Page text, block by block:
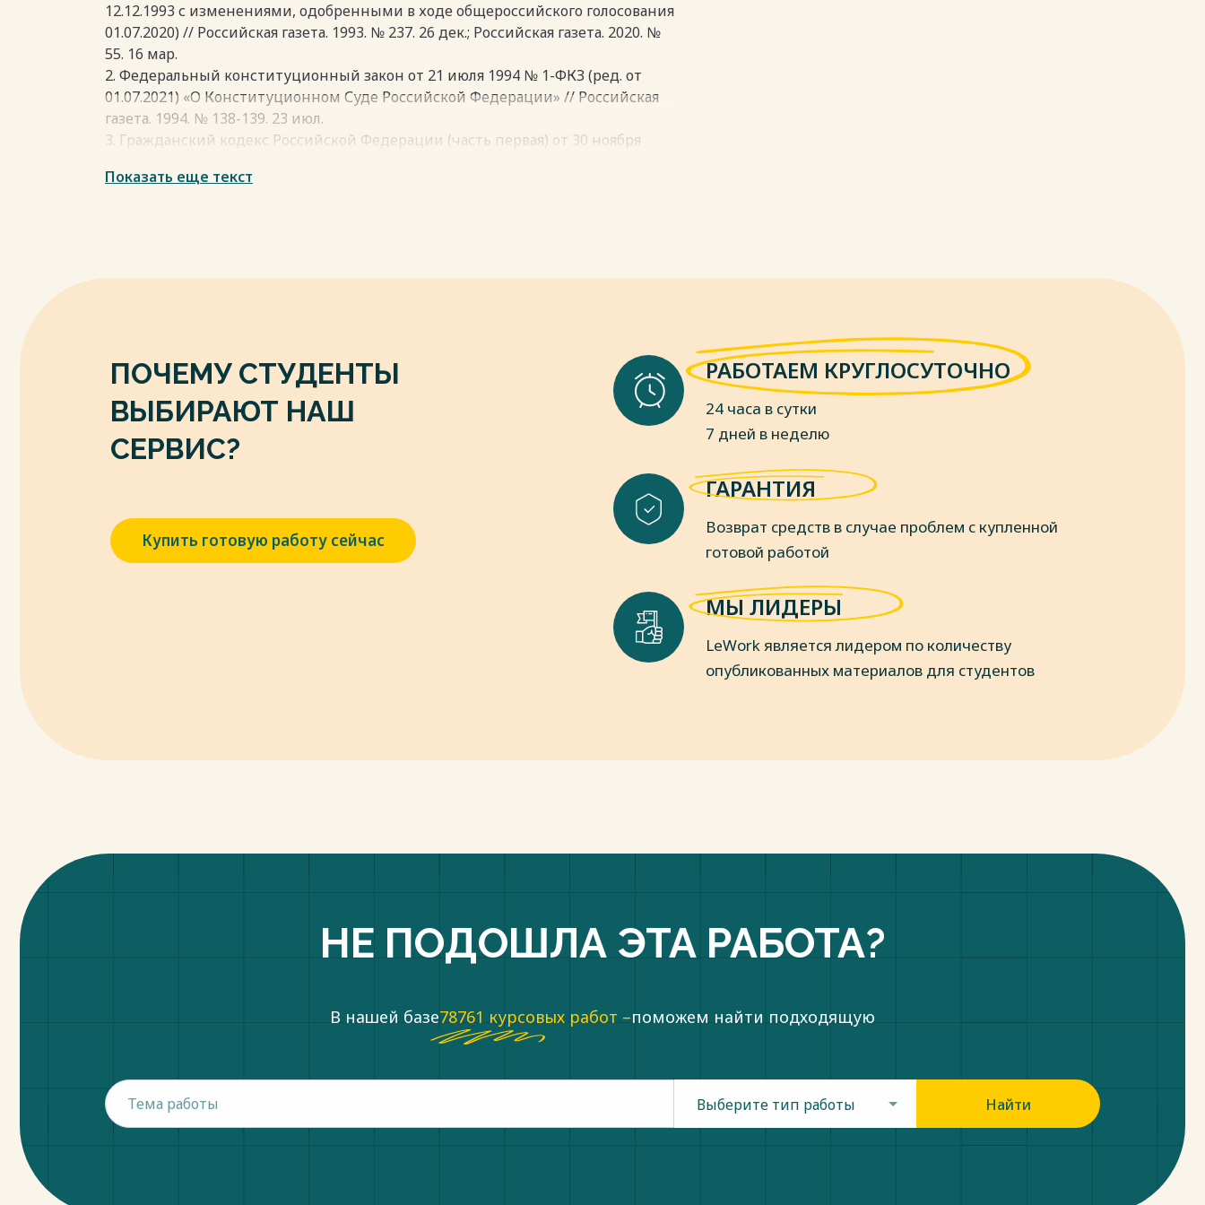
12.12.1993 с изменениями, одобренными в ходе общероссийского голосования
01.07.2020) // Российская газета. 1993. № 237. 26 дек.; Российская газета. 2020. №
55. 16 мар.
2. Федеральный конституционный закон от 21 июля 1994 № 1-ФКЗ (ред. от
01.07.2021) «О Конституционном Суде Российской Федерации» // Российская
газета. 1994. № 138-139. 23 июл.
3. Гражданский кодекс Российской Федерации (часть первая) от 30 ноября
№238-239. 08 дек.
Показать еще текст
ПОЧЕМУ СТУДЕНТЫ
ВЫБИРАЮТ НАШ
СЕРВИС?
Купить готовую работу сейчас
РАБОТАЕМ КРУГЛОСУТОЧНО
24 часа в сутки
7 дней в неделю
ГАРАНТИЯ
Возврат средств в случае проблем с купленной
готовой работой
МЫ ЛИДЕРЫ
LeWork является лидером по количеству
опубликованных материалов для студентов
НЕ ПОДОШЛА ЭТА РАБОТА?
В нашей базе78761 курсовых работ –поможем найти подходящую
Выберите тип работы Найти